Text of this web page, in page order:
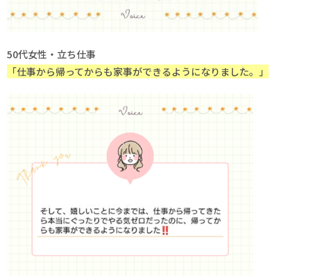
50代女性・立ち仕事
「仕事から帰ってからも家事ができるようになりました。」